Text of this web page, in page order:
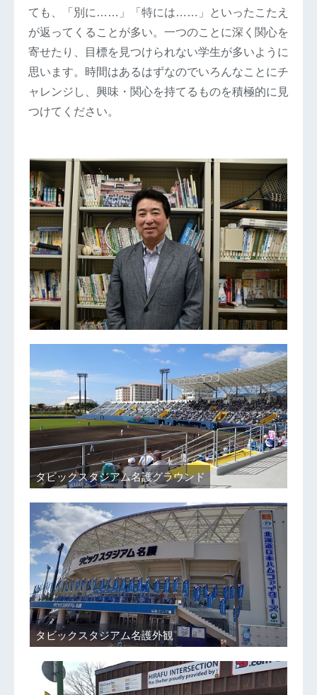
ても、「別に……」「特には……」といったこたえ
が返ってくることが多い。一つのことに深く関心を
寄せたり、目標を見つけられない学生が多いように
思います。時間はあるはずなのでいろんなことにチ
ャレンジし、興味・関心を持てるものを積極的に見
つけてください。
タビックスタジアム名護グラウンド
タビックスタジアム名護外観